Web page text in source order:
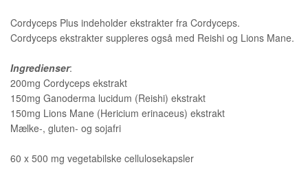
Cordyceps Plus indeholder ekstrakter fra Cordyceps.
Cordyceps ekstrakter suppleres også med Reishi og Lions Mane.
Ingredienser:
200mg Cordyceps ekstrakt
150mg Ganoderma lucidum (Reishi) ekstrakt
150mg Lions Mane (Hericium erinaceus) ekstrakt
Mælke-, gluten- og sojafri
60 x 500 mg vegetabilske cellulosekapsler